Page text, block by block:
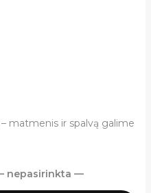
matmenis ir spalvą galime
nepasirinkta —